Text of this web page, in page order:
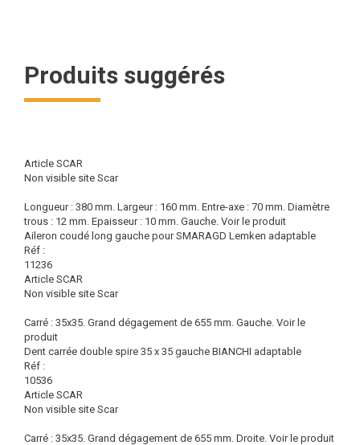
Produits suggérés
Article SCAR
Non visible site Scar
Longueur : 380 mm. Largeur : 160 mm. Entre-axe : 70 mm. Diamètre
trous : 12 mm. Epaisseur : 10 mm. Gauche. Voir le produit
Aileron coudé long gauche pour SMARAGD Lemken adaptable
Réf :
11236
Article SCAR
Non visible site Scar
Carré : 35x35. Grand dégagement de 655 mm. Gauche. Voir le
produit
Dent carrée double spire 35 x 35 gauche BIANCHI adaptable
Réf :
10536
Article SCAR
Non visible site Scar
Carré : 35x35. Grand dégagement de 655 mm. Droite. Voir le produit